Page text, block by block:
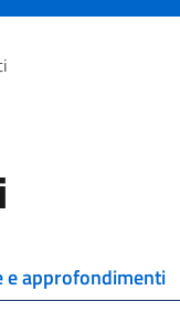
e approfondimenti